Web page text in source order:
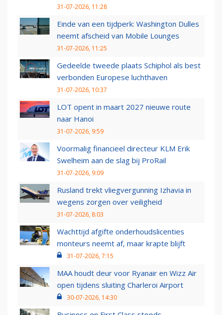
31-07-2026, 11:28
Einde van een tijdperk: Washington Dulles
neemt afscheid van Mobile Lounges
31-07-2026, 11:25
Gedeelde tweede plaats Schiphol als best
verbonden Europese luchthaven
31-07-2026, 10:37
LOT opent in maart 2027 nieuwe route
naar Hanoi
31-07-2026, 9:59
Voormalig financieel directeur KLM Erik
Swelheim aan de slag bij ProRail
31-07-2026, 9:09
Rusland trekt vliegvergunning Izhavia in
wegens zorgen over veiligheid
31-07-2026, 8:03
Wachttijd afgifte onderhoudslicenties
monteurs neemt af, maar krapte blijft
31-07-2026, 7:15
MAA houdt deur voor Ryanair en Wizz Air
open tijdens sluiting Charleroi Airport
30-07-2026, 14:30